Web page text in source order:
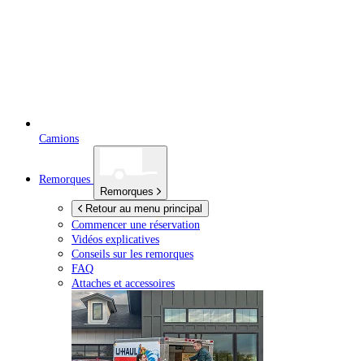
Camions
Remorques
Remorques
Retour au menu principal
Commencer une réservation
Vidéos explicatives
Conseils sur les remorques
FAQ
Attaches et accessoires